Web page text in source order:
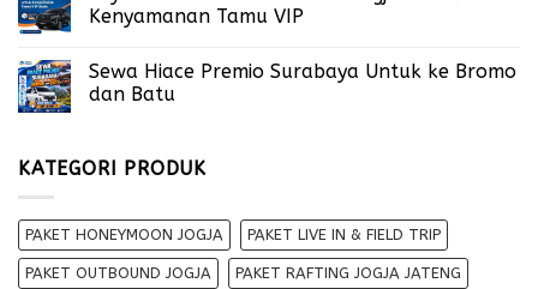
Kenyamanan Tamu VIP
Sewa Hiace Premio Surabaya Untuk ke Bromo
dan Batu
KATEGORI PRODUK
PAKET HONEYMOON JOGJA PAKET LIVE IN & FIELD TRIP
PAKET OUTBOUND JOGJA PAKET RAFTING JOGJA JATENG